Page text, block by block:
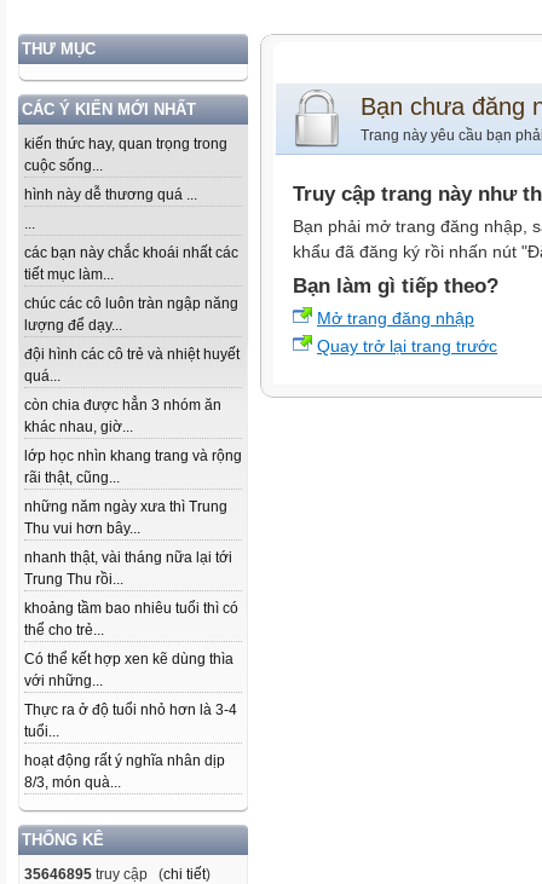
THƯ MỤC
CÁC Ý KIẾN MỚI NHẤT
kiến thức hay, quan trọng trong
cuộc sống...
hình này dễ thương quá ...
...
các bạn này chắc khoái nhất các
tiết mục làm...
chúc các cô luôn tràn ngập năng
lượng để dạy...
đội hình các cô trẻ và nhiệt huyết
quá...
còn chia được hẳn 3 nhóm ăn
khác nhau, giờ...
lớp học nhìn khang trang và rộng
rãi thật, cũng...
những năm ngày xưa thì Trung
Thu vui hơn bây...
nhanh thật, vài tháng nữa lại tới
Trung Thu rồi...
khoảng tầm bao nhiêu tuổi thì có
thể cho trẻ...
Có thể kết hợp xen kẽ dùng thìa
với những...
Thực ra ở độ tuổi nhỏ hơn là 3-4
tuổi...
hoạt động rất ý nghĩa nhân dịp
8/3, món quà...
THỐNG KÊ
35646895 truy cập (chi tiết)
Bạn chưa đăng
Trang này yêu cầu bạn
Truy cập trang này như
Bạn phải mở trang đăng nhập,
khẩu đã đăng ký rồi nhấn nút
Bạn làm gì tiếp theo?
Mở trang đăng nhập
Quay trở lại trang trước